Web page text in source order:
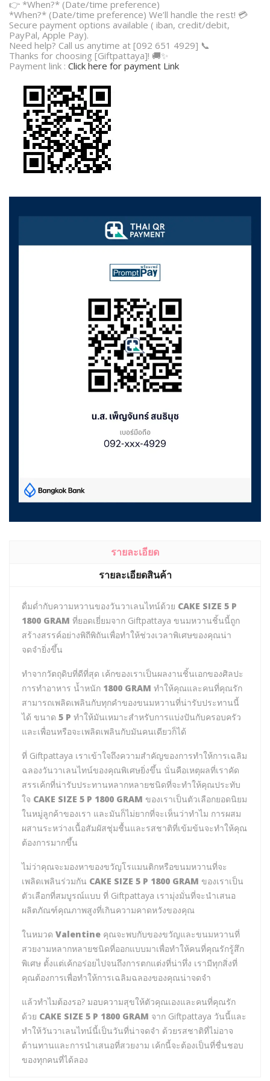
👉 *When?* (Date/time preference)
*When?* (Date/time preference) We’ll handle the rest! 💳
Secure payment options available ( iban, credit/debit,
PayPal, Apple Pay).
Need help? Call us anytime at [092 651 4929] 📞
Thanks for choosing [Giftpattaya]! 🚚✨
Payment link : Click here for payment Link
รายละเอียด
รายละเอียดสินค้า
ดื่มด่ำกับความหวานของวันวาเลนไทน์ด้วย CAKE SIZE 5 P
1800 GRAM ที่ยอดเยี่ยมจาก Giftpattaya ขนมหวานชิ้นนี้ถูก
สร้างสรรค์อย่างพิถีพิถันเพื่อทำให้ช่วงเวลาพิเศษของคุณน่า
จดจำยิ่งขึ้น
ทำจากวัตถุดิบที่ดีที่สุด เค้กของเราเป็นผลงานชิ้นเอกของศิลปะ
การทำอาหาร น้ำหนัก 1800 GRAM ทำให้คุณและคนที่คุณรัก
สามารถเพลิดเพลินกับทุกคำของขนมหวานที่น่ารับประทานนี้
ได้ ขนาด 5 P ทำให้มันเหมาะสำหรับการแบ่งปันกับครอบครัว
และเพื่อนหรือจะเพลิดเพลินกับมันคนเดียวก็ได้
ที่ Giftpattaya เราเข้าใจถึงความสำคัญของการทำให้การเฉลิม
ฉลองวันวาเลนไทน์ของคุณพิเศษยิ่งขึ้น นั่นคือเหตุผลที่เราคัด
สรรเค้กที่น่ารับประทานหลากหลายชนิดที่จะทำให้คุณประทับ
ใจ CAKE SIZE 5 P 1800 GRAM ของเราเป็นตัวเลือกยอดนิยม
ในหมู่ลูกค้าของเรา และมันก็ไม่ยากที่จะเห็นว่าทำไม การผสม
ผสานระหว่างเนื้อสัมผัสชุ่มชื้นและรสชาติที่เข้มข้นจะทำให้คุณ
ต้องการมากขึ้น
ไม่ว่าคุณจะมองหาของขวัญโรแมนติกหรือขนมหวานที่จะ
เพลิดเพลินร่วมกัน CAKE SIZE 5 P 1800 GRAM ของเราเป็น
ตัวเลือกที่สมบูรณ์แบบ ที่ Giftpattaya เรามุ่งมั่นที่จะนำเสนอ
ผลิตภัณฑ์คุณภาพสูงที่เกินความคาดหวังของคุณ
ในหมวด Valentine คุณจะพบกับของขวัญและขนมหวานที่
สวยงามหลากหลายชนิดที่ออกแบบมาเพื่อทำให้คนที่คุณรักรู้สึก
พิเศษ ตั้งแต่เค้กอร่อยไปจนถึงการตกแต่งที่น่าทึ่ง เรามีทุกสิ่งที่
คุณต้องการเพื่อทำให้การเฉลิมฉลองของคุณน่าจดจำ
แล้วทำไมต้องรอ? มอบความสุขให้ตัวคุณเองและคนที่คุณรัก
ด้วย CAKE SIZE 5 P 1800 GRAM จาก Giftpattaya วันนี้และ
ทำให้วันวาเลนไทน์นี้เป็นวันที่น่าจดจำ ด้วยรสชาติที่ไม่อาจ
ต้านทานและการนำเสนอที่สวยงาม เค้กนี้จะต้องเป็นที่ชื่นชอบ
ของทุกคนที่ได้ลอง